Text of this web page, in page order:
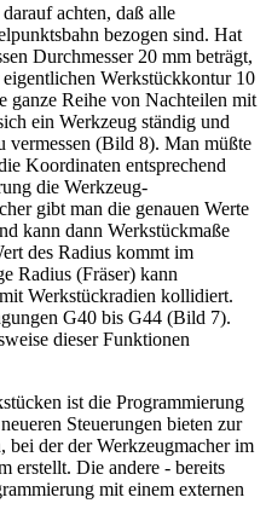
achten, daß alle
bezogen sind. Hat
Durchmesser 20 mm beträgt,
Werkstückkontur 10
ganze Reihe von Nachteilen mit
ein Werkzeug ständig und
vermessen (Bild 8). Man müßte
Koordinaten entsprechend
die Werkzeug-
gibt man die genauen Werte
kann dann Werkstückmaße
des Radius kommt im
Radius (Fräser) kann
Werkstückradien kollidiert.
G40 bis G44 (Bild 7).
dieser Funktionen
ist die Programmierung
Steuerungen bieten zur
der der Werkzeugmacher im
erstellt. Die andere - bereits
mit einem externen